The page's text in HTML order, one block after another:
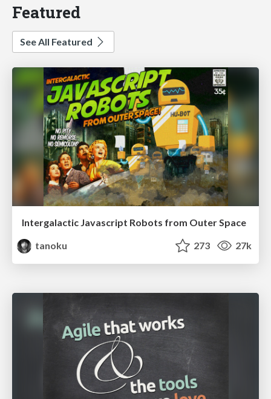
Featured
See All Featured
Intergalactic Javascript Robots from Outer Space
tanoku
273 27k